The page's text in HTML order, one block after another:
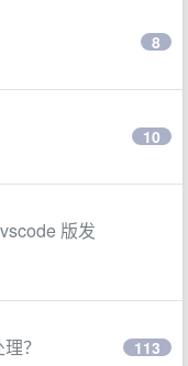
8
10
版发
？ 113